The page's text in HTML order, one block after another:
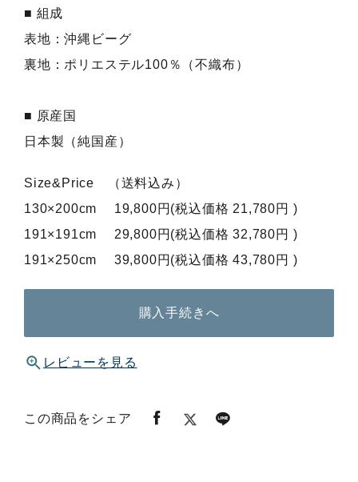
■ 組成
表地：沖縄ビーグ
裏地：ポリエステル100％（不織布）
■ 原産国
日本製（純国産）
Size&Price （送料込み）
130×200cm 19,800円(税込価格 21,780円 )
191×191cm 29,800円(税込価格 32,780円 )
191×250cm 39,800円(税込価格 43,780円 )
購入手続きへ
レビューを見る
この商品をシェア